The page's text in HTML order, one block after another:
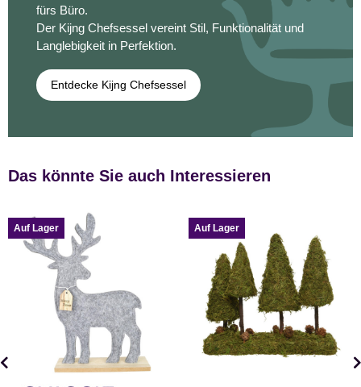
fürs Büro.
Der Kijng Chefsessel vereint Stil, Funktionalität und
Langlebigkeit in Perfektion.
Entdecke Kijng Chefsessel
Das könnte Sie auch Interessieren
Auf Lager Auf Lager